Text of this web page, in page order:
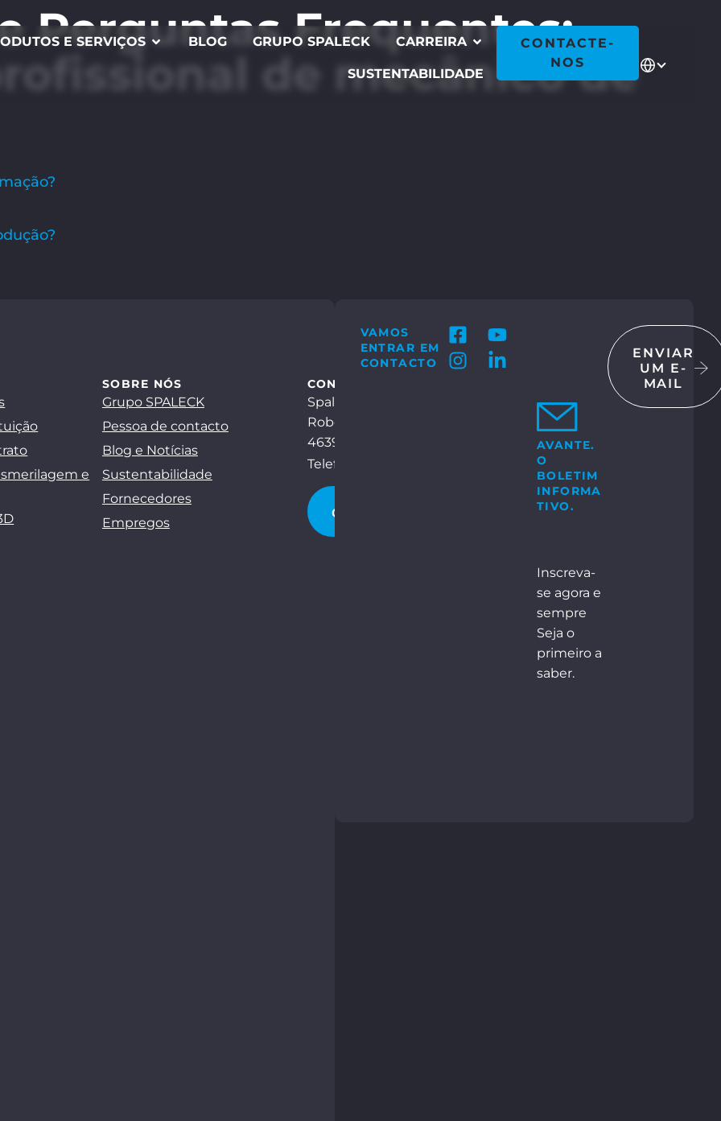
E SERVIÇOS BLOG GRUPO SPALECK CARREIRA
SUSTENTABILIDADE
CONTACTE-
NOS
Perguntas Frequentes:
de mecânico de
e
SOBRE NÓS
Grupo SPALECK
Pessoa de contacto
Blog e Notícias
Sustentabilidade
Fornecedores
Empregos
CONTACTE-NOS
Spaleck GmbH & Co. KG
Robert-Bosch-Str. 15
46397 Bocholt
Telefone:
CONTACTE-NOS
VAMOS
ENTRAR EM
CONTACTO
AVANTE.
O
BOLETIM
INFORMA
TIVO.
Inscreva-
se agora e
sempre
Seja o
primeiro a
saber.
ENVIAR
UM E-
MAIL